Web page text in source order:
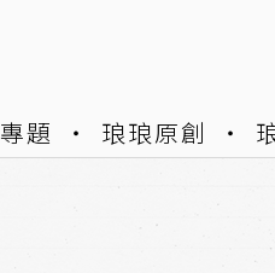
專題 琅琅原創